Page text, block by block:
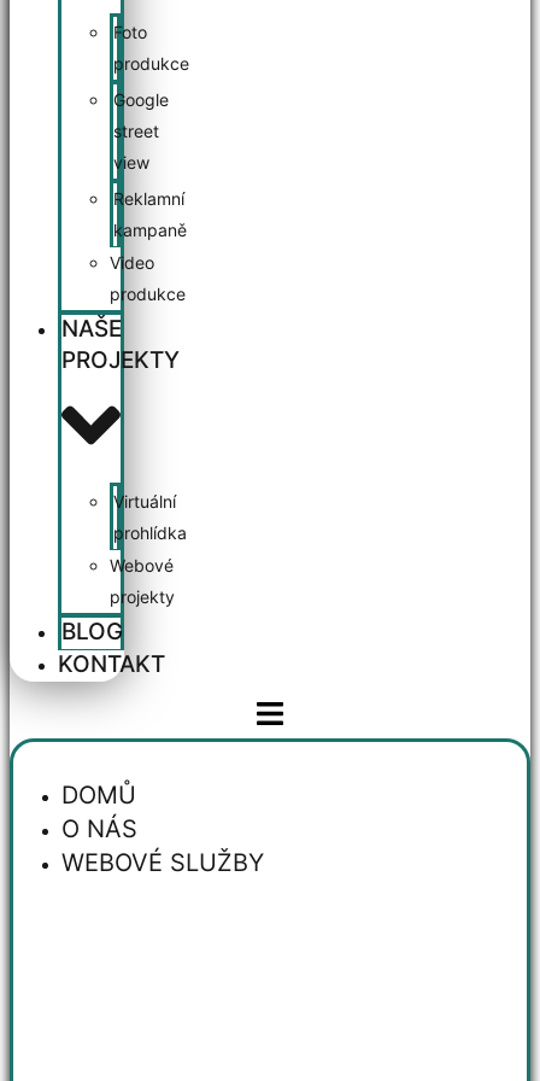
Foto
produkce
Google
street
view
Reklamní
kampaně
Video
produkce
NAŠE
PROJEKTY
Virtuální
prohlídka
Webové
projekty
BLOG
KONTAKT
DOMŮ
O NÁS
WEBOVÉ SLUŽBY